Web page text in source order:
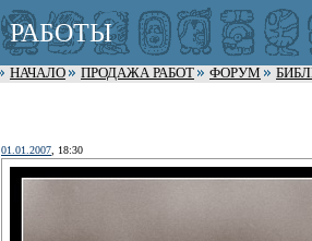
РАБОТЫ
НАЧАЛО ПРОДАЖА РАБОТ ФОРУМ
01.01.2007 , 18:30